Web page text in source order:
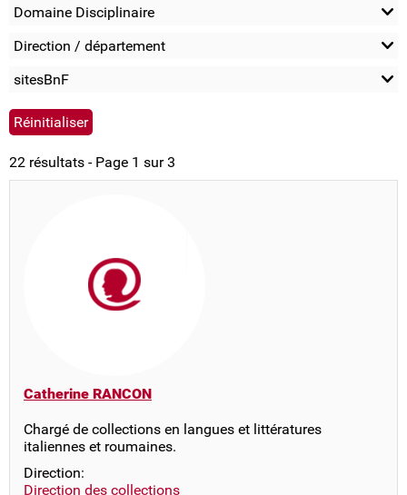
Domaine Disciplinaire
Direction / département
sitesBnF
22 résultats - Page 1 sur 3
Catherine RANCON
Chargé de collections en langues et littératures
italiennes et roumaines.
Direction:
Direction des collections